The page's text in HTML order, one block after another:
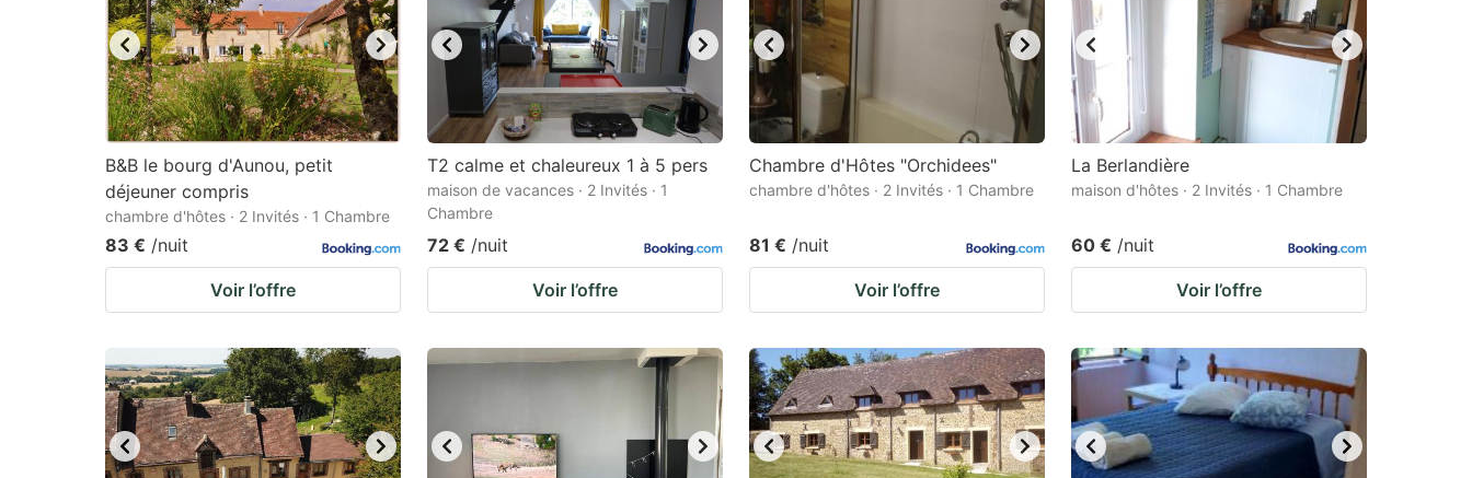
B&B le bourg d'Aunou, petit
déjeuner compris
chambre d'hôtes · 2 Invités · 1 Chambre
83 € /nuit
Voir l’offre
T2 calme et chaleureux 1 à 5 pers
maison de vacances · 2 Invités · 1
Chambre
72 € /nuit
Voir l’offre
Chambre d'Hôtes "Orchidees"
chambre d'hôtes · 2 Invités · 1 Chambre
81 € /nuit
Voir l’offre
La Berlandière
maison d'hôtes · 2 Invités · 1 Chambre
60 € /nuit
Voir l’offre